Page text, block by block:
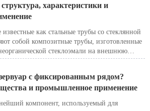
характеристики и
как стальные трубы со стеклянной
собой композитные трубы, изготовленные
стеклоэмали на внешнюю
стали посредством
коррозионной стойкостью стекла,
подходят для теплообмена и
с фиксированным рядом?
и промышленное применение
компонент, используемый для